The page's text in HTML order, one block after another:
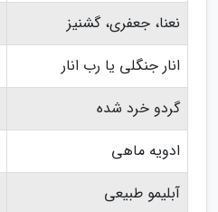
نعنا، جعفری، گشنیز
انار جنگلی یا رب انار
گردو خرد شده
ادویه ماهی
آبلیمو طبیعی